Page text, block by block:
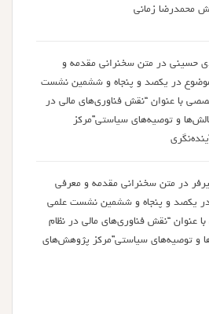
محمدرضا زمانی
حسینی در متن سخنرانی مقدمه و
در یکصد و پنجاه و ششمین نشست
با عنوان “نقش فناوری‌های مالی در
و توصیه‌های سیاستی”مرکز
در متن سخنرانی مقدمه و معرفی
یکصد و پنجاه و ششمین نشست علمی
عنوان “نقش فناوری‌های مالی در نظام
و توصیه‌های سیاستی”مرکز پژوهش‌های